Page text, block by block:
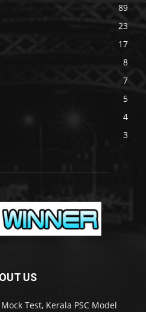
89
23
17
8
7
5
4
3
US
Test, Kerala PSC Model